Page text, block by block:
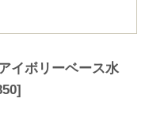
イボリーベース水
]